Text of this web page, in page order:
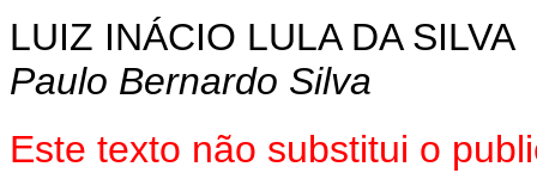
LUIZ INÁCIO LULA DA SILVA
Paulo Bernardo Silva
Este texto não substitui o